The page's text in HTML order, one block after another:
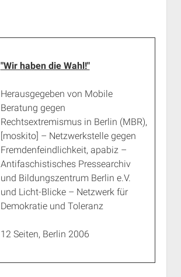
"Wir haben die Wahl!"
Herausgegeben von Mobile
Beratung gegen
Rechtsextremismus in Berlin (MBR),
[moskito] – Netzwerkstelle gegen
Fremdenfeindlichkeit, apabiz –
Antifaschistisches Pressearchiv
und Bildungszentrum Berlin e.V.
und Licht-Blicke – Netzwerk für
Demokratie und Toleranz
12 Seiten, Berlin 2006